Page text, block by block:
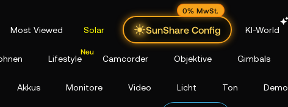
Most Viewed Solar SunShare Config
0% MwSt.
KI-World
Lifestyle Camcorder Objektive Gimbals
Akkus Monitore Video Licht Ton Demo